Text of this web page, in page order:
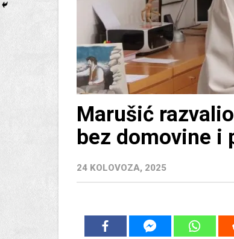
Marušić
bez domovine i
24 KOLOVOZA, 2025